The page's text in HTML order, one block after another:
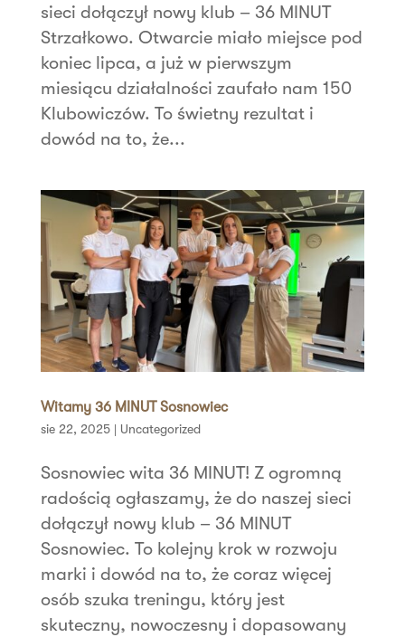
sieci dołączył nowy klub – 36 MINUT
Strzałkowo. Otwarcie miało miejsce pod
koniec lipca, a już w pierwszym
miesiącu działalności zaufało nam 150
Klubowiczów. To świetny rezultat i
dowód na to, że...
Witamy 36 MINUT Sosnowiec
sie 22, 2025| Uncategorized
Sosnowiec wita 36 MINUT! Z ogromną
radością ogłaszamy, że do naszej sieci
dołączył nowy klub – 36 MINUT
Sosnowiec. To kolejny krok w rozwoju
marki i dowód na to, że coraz więcej
osób szuka treningu, który jest
skuteczny, nowoczesny i dopasowany